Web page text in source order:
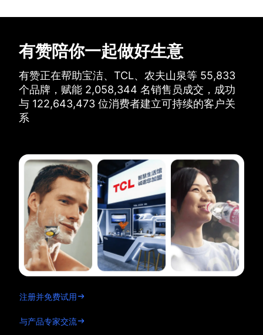
有赞陪你一起做好生意
有赞正在帮助宝洁、TCL、农夫山泉等 55,833
个品牌， 赋能 2,058,344 名销售员成交， 成功
与 122,643,473 位消费者建立可持续的客户关
系
注册并免费试用
与产品专家交流